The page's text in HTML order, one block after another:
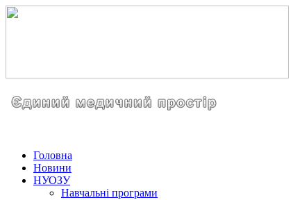
Головна
Новини
НУОЗУ
Навчальні програми